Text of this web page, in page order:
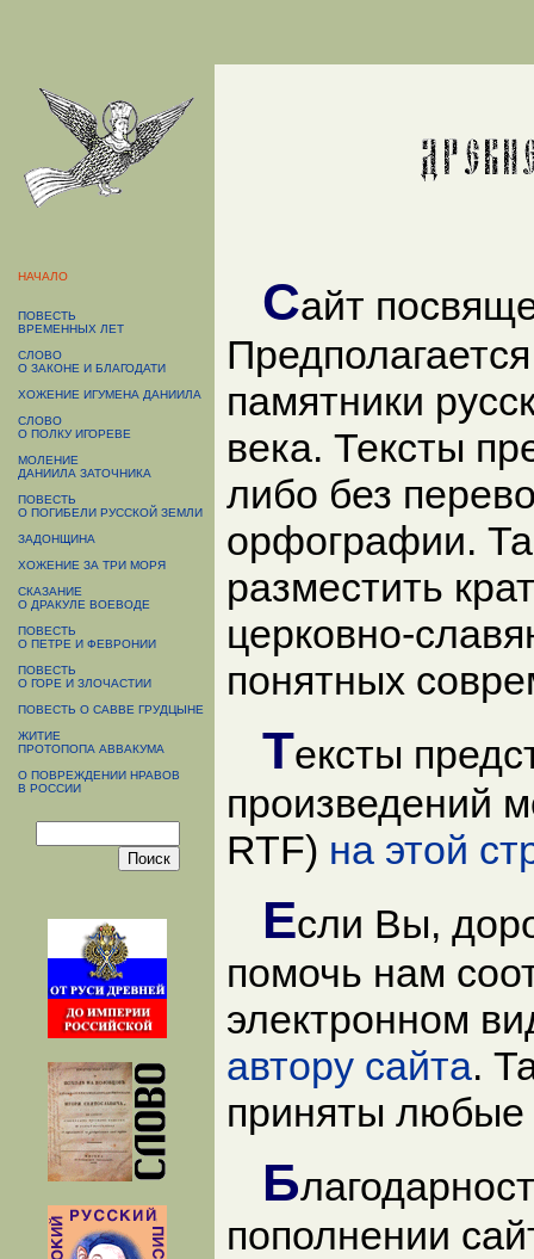
НАЧАЛО
ПОВЕСТЬ
ВРЕМЕННЫХ ЛЕТ
СЛОВО
О ЗАКОНЕ И БЛАГОДАТИ
ХОЖЕНИЕ ИГУМЕНА ДАНИИЛА
СЛОВО
О ПОЛКУ ИГОРЕВЕ
МОЛЕНИЕ
ДАНИИЛА ЗАТОЧНИКА
ПОВЕСТЬ
О ПОГИБЕЛИ РУССКОЙ ЗЕМЛИ
ЗАДОНЩИНА
ХОЖЕНИЕ ЗА ТРИ МОРЯ
СКАЗАНИЕ
О ДРАКУЛЕ ВОЕВОДЕ
ПОВЕСТЬ
О ПЕТРЕ И ФЕВРОНИИ
ПОВЕСТЬ
О ГОРЕ И ЗЛОЧАСТИИ
ПОВЕСТЬ О САВВЕ ГРУДЦЫНЕ
ЖИТИЕ
ПРОТОПОПА АВВАКУМА
О ПОВРЕЖДЕНИИ НРАВОВ
В РОССИИ
Сайт
памятники
века. Тексты
либо без
орфографии.
разместить
церковно-
понятных
Тексты
произведений
RTF) на этой
Если Вы,
помочь нам
электронном
автору сайта.
приняты любые
Б
пополнении